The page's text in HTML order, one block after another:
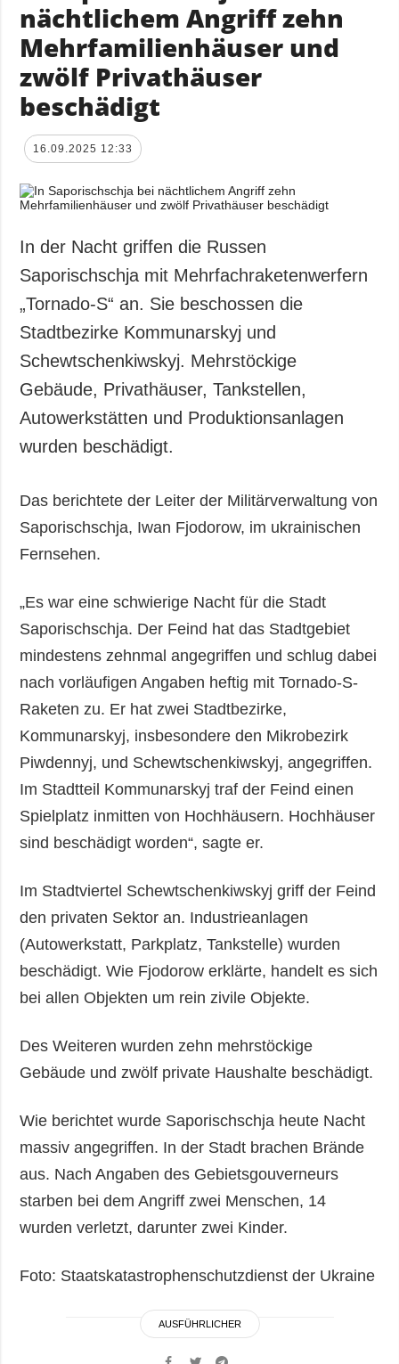
nächtlichem Angriff zehn
Mehrfamilienhäuser und
zwölf Privathäuser
beschädigt
16.09.2025 12:33
In der Nacht griffen die Russen
Saporischschja mit Mehrfachraketenwerfern
„Tornado-S“ an. Sie beschossen die
Stadtbezirke Kommunarskyj und
Schewtschenkiwskyj. Mehrstöckige
Gebäude, Privathäuser, Tankstellen,
Autowerkstätten und Produktionsanlagen
wurden beschädigt.
Das berichtete der Leiter der Militärverwaltung von
Saporischschja, Iwan Fjodorow, im ukrainischen
Fernsehen.
„Es war eine schwierige Nacht für die Stadt
Saporischschja. Der Feind hat das Stadtgebiet
mindestens zehnmal angegriffen und schlug dabei
nach vorläufigen Angaben heftig mit Tornado-S-
Raketen zu. Er hat zwei Stadtbezirke,
Kommunarskyj, insbesondere den Mikrobezirk
Piwdennyj, und Schewtschenkiwskyj, angegriffen.
Im Stadtteil Kommunarskyj traf der Feind einen
Spielplatz inmitten von Hochhäusern. Hochhäuser
sind beschädigt worden“, sagte er.
Im Stadtviertel Schewtschenkiwskyj griff der Feind
den privaten Sektor an. Industrieanlagen
(Autowerkstatt, Parkplatz, Tankstelle) wurden
beschädigt. Wie Fjodorow erklärte, handelt es sich
bei allen Objekten um rein zivile Objekte.
Des Weiteren wurden zehn mehrstöckige
Gebäude und zwölf private Haushalte beschädigt.
Wie berichtet wurde Saporischschja heute Nacht
massiv angegriffen. In der Stadt brachen Brände
aus. Nach Angaben des Gebietsgouverneurs
starben bei dem Angriff zwei Menschen, 14
wurden verletzt, darunter zwei Kinder.
Foto: Staatskatastrophenschutzdienst der Ukraine
AUSFÜHRLICHER